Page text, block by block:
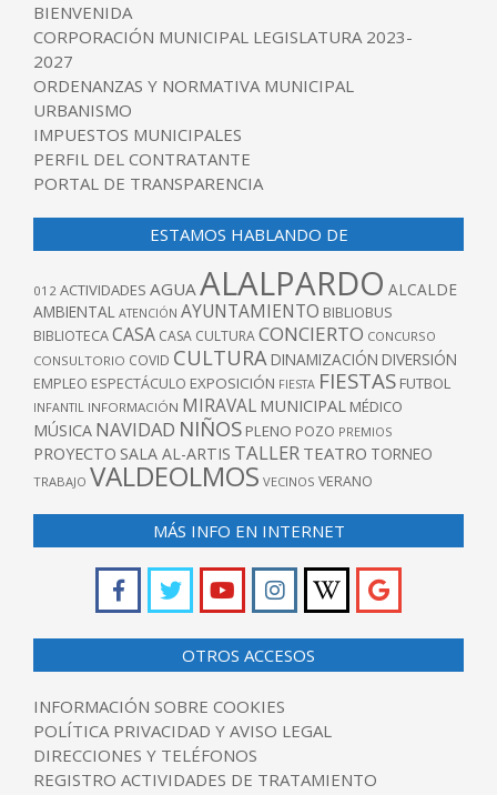
BIENVENIDA
CORPORACIÓN MUNICIPAL LEGISLATURA 2023-
2027
ORDENANZAS Y NORMATIVA MUNICIPAL
URBANISMO
IMPUESTOS MUNICIPALES
PERFIL DEL CONTRATANTE
PORTAL DE TRANSPARENCIA
ESTAMOS HABLANDO DE
012 ACTIVIDADES AGUAALALPARDO ALCALDE
AMBIENTAL ATENCIÓN AYUNTAMIENTO BIBLIOBUS
BIBLIOTECACASA CASA CULTURACONCIERTO CONCURSO
CONSULTORIO COVID CULTURA DINAMIZACIÓN DIVERSIÓN
EMPLEO ESPECTÁCULO EXPOSICIÓN FIESTA FIESTAS FUTBOL
INFANTIL INFORMACIÓN MIRAVAL MUNICIPAL MÉDICO
MÚSICA NAVIDAD NIÑOS PLENO POZO PREMIOS
PROYECTO SALA AL-ARTIS TALLER TEATRO TORNEO
TRABAJO VALDEOLMOS VECINOS VERANO
MÁS INFO EN INTERNET
OTROS ACCESOS
INFORMACIÓN SOBRE COOKIES
POLÍTICA PRIVACIDAD Y AVISO LEGAL
DIRECCIONES Y TELÉFONOS
REGISTRO ACTIVIDADES DE TRATAMIENTO